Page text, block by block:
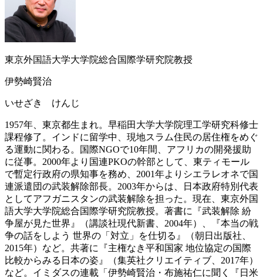
東京外国語大学大学院総合国際学研究院教授
伊勢崎賢治
いせざき けんじ
1957年、東京都生まれ。早稲田大学大学院理工学研究科修士
課程修了。インドに留学中、現地スラム住民の居住権をめぐ
る運動に関わる。国際NGOで10年間、アフリカの開発援助
に従事。2000年より国連PKOの幹部として、東ティモール
で暫定行政府の県知事を務め、2001年よりシエラレオネで国
連派遣団の武装解除部長。2003年からは、日本政府特別代表
としてアフガニスタンの武装解除を担った。現在、東京外国
語大学大学院総合国際学研究院教授。著書に『武装解除 紛
争屋が見た世界』（講談社現代新書、2004年）、『本当の戦
争の話をしよう 世界の「対立」を仕切る』（朝日出版社、
2015年）など。共著に『主権なき平和国家 地位協定の国際
比較からみる日本の姿』（集英社クリエイティブ、2017年）
など。 イミダスの連載「伊勢崎賢治・布施祐仁に聞く『日米